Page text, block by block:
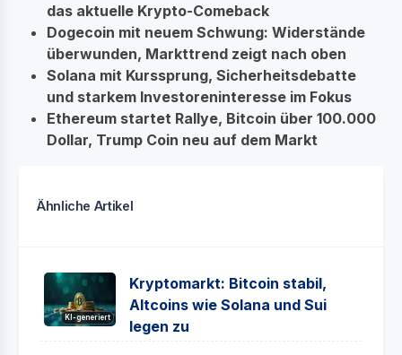
das aktuelle Krypto-Comeback
Dogecoin mit neuem Schwung: Widerstände
überwunden, Markttrend zeigt nach oben
Solana mit Kurssprung, Sicherheitsdebatte
und starkem Investoreninteresse im Fokus
Ethereum startet Rallye, Bitcoin über 100.000
Dollar, Trump Coin neu auf dem Markt
Ähnliche Artikel
KI-generiert
Kryptomarkt: Bitcoin stabil,
Altcoins wie Solana und Sui
legen zu